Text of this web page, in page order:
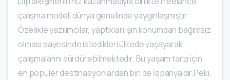
çalışma modeli dünya genelinde yaygınlaşmıştır.
Özellikle yazılımcılar, yaptıkları işin konumdan bağımsız
olması sayesinde istedikleri ülkede yaşayarak
çalışmalarını sürdürebilmektedir. Bu yaşam tarzı için
en popüler destinasyonlardan biri de İspanya’dır.Peki,